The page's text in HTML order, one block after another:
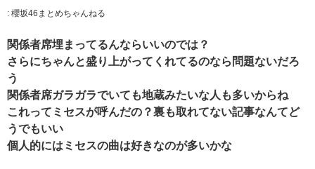
: 櫻坂46まとめちゃんねる
関係者席埋まってるんならいいのでは？
さらにちゃんと盛り上がってくれてるのなら問題ないだろ
う
関係者席ガラガラでいても地蔵みたいな人も多いからね
これってミセスが呼んだの？裏も取れてない記事なんてど
うでもいい
個人的にはミセスの曲は好きなのが多いかな